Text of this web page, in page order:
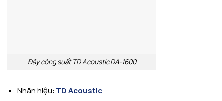
Đẩy công suất TD Acoustic DA-1600
Nhãn hiệu: TD Acoustic